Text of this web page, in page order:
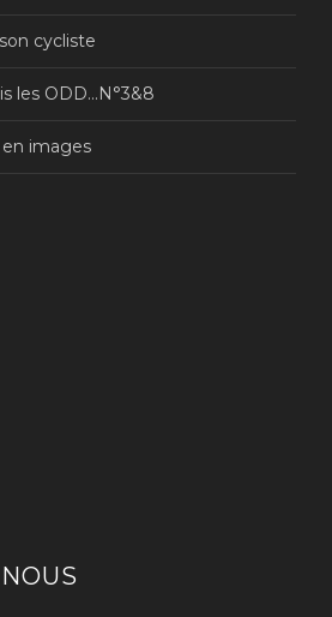
cycliste
les ODD…N°3&8
images